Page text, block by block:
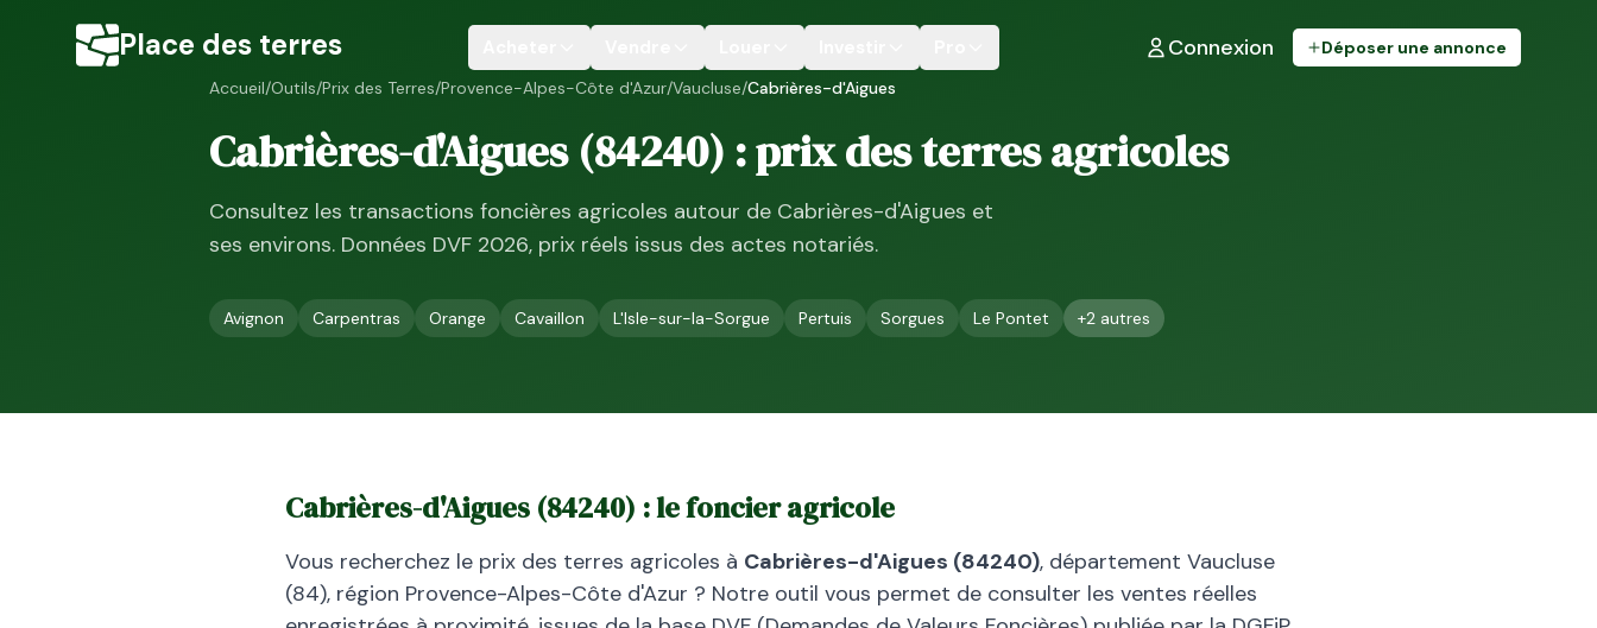
Place des terres Connexion
Déposer une annonce
Accueil/Outils/Prix des Terres/Provence-Alpes-Côte d'Azur/Vaucluse/Cabrières-d'Aigues
Cabrières-d'Aigues(84240) : prix des terres agricoles
Consultez les transactions foncières agricoles autour de Cabrières-d'Aigues et
ses environs. Données DVF 2026, prix réels issus des actes notariés.
Avignon Carpentras Orange Cavaillon L'Isle-sur-la-Sorgue Pertuis Sorgues Le Pontet +2 autres
Cabrières-d'Aigues (84240) : le foncier agricole
Vous recherchez le prix des terres agricoles à Cabrières-d'Aigues (84240), département Vaucluse
(84), région Provence-Alpes-Côte d'Azur ? Notre outil vous permet de consulter les ventes réelles